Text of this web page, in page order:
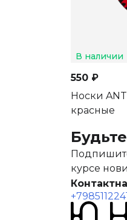
В наличии
550 ₽
Носки
красные
курсе